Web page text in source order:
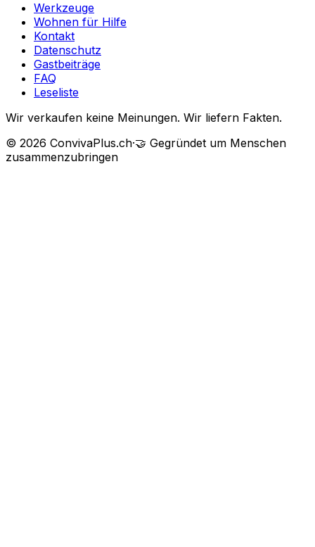
Werkzeuge
Wohnen für Hilfe
Kontakt
Datenschutz
Gastbeiträge
FAQ
Leseliste
Wir verkaufen keine Meinungen. Wir liefern Fakten.
© 2026 ConvivaPlus.ch·🤝 Gegründet um Menschen
zusammenzubringen